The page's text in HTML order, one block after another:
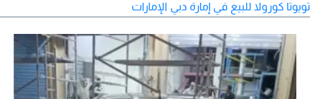
دبي.
تويوتا كورولا للبيع في إمارة دبي الإمارات